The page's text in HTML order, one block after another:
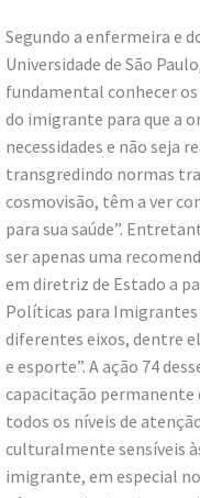
Segundo a enfermeira e
Universidade de São
fundamental conhecer
do imigrante para que a
necessidades e não seja
transgredindo normas
cosmovisão, têm a ver
para sua saúde”.
ser apenas uma
em diretriz de Estado a
Políticas para Imigrantes
diferentes eixos, dentre
e esporte”. A ação 74
capacitação permanente
todos os níveis de
culturalmente sensíveis
imigrante, em especial